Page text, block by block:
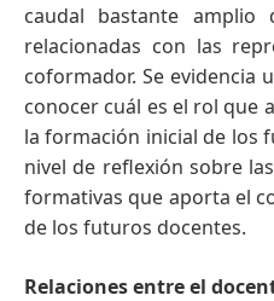
caudal bastante amplio
relacionadas con las
coformador. Se evidencia
conocer cuál es el rol que
la formación inicial de los
nivel de reflexión sobre
formativas que aporta el
de los futuros docentes.
Relaciones entre el